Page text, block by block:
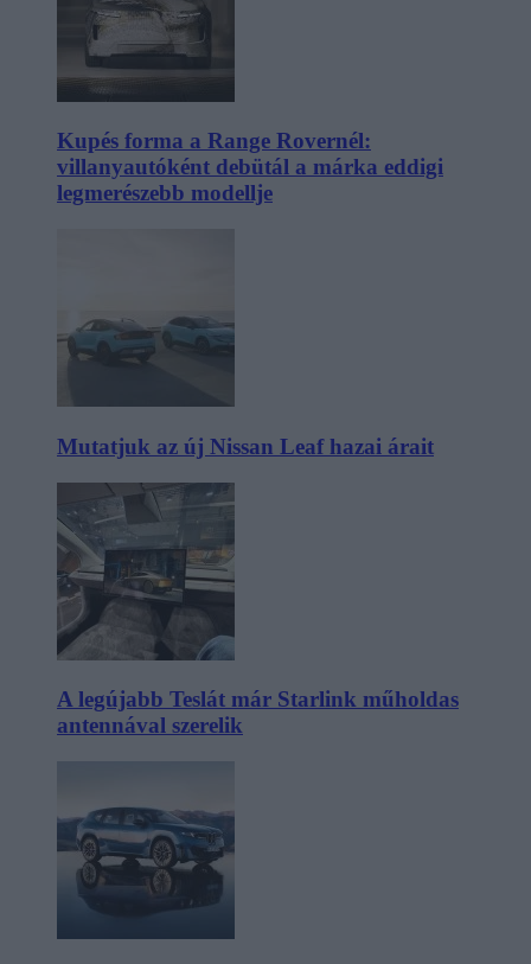
Kupés forma a Range Rovernél:
villanyautóként debütál a márka eddigi
legmerészebb modellje
Mutatjuk az új Nissan Leaf hazai árait
A legújabb Teslát már Starlink műholdas
antennával szerelik